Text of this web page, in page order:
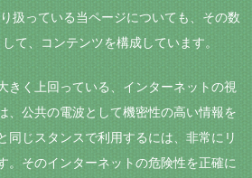
扱っている当ページについても、その数
て、コンテンツを構成しています。
きく上回っている、インターネットの視
、公共の電波として機密性の高い情報を
同じスタンスで利用するには、非常にリ
。そのインターネットの危険性を正確に